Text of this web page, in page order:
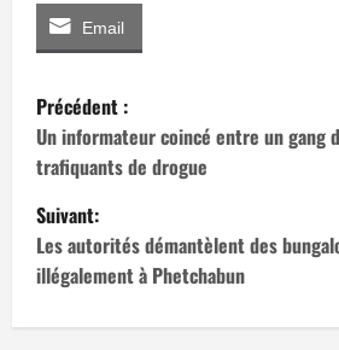
Email
N
a
v
i
g
Précédent :
Un informateur coincé entre un gang
trafiquants de drogue
Suivant:
Les autorités démantèlent des
illégalement à Phetchabun